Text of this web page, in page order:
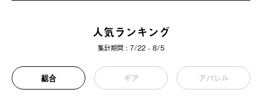
人気ランキング
集計期間 : 7/22 - 8/5
総合 ギア アパレル